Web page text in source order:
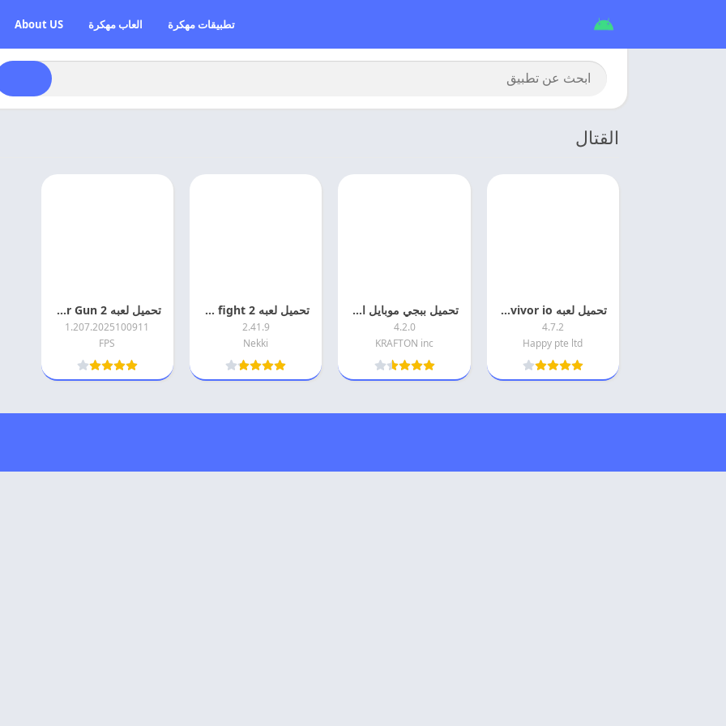
تطبيقات مهكرة العاب مهكرة About US
القتال
تحميل لعبه Survivor io مهكره اخر اصدار
4.7.2
Happy pte ltd
تحميل ببجي موبايل الهند 2026 Battlegrounds Mobile India اخر اصدار
4.2.0
KRAFTON inc
تحميل لعبه shadow fight 2 مهكرة جميع الأسلحة مفتوحة 2026 مجانا
2.41.9
Nekki
تحميل لعبه Major Gun 2 مهكره 2026 للاندرويد
1.207.2025100911
FPS